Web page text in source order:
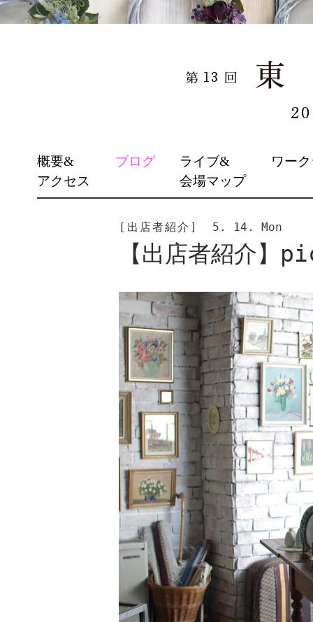
TO
CONTENT
概要&
アクセス
ブログ
ライブ&
会場マップ
ワー
[出店者紹介] 5. 14. Mon
【出店者紹介】